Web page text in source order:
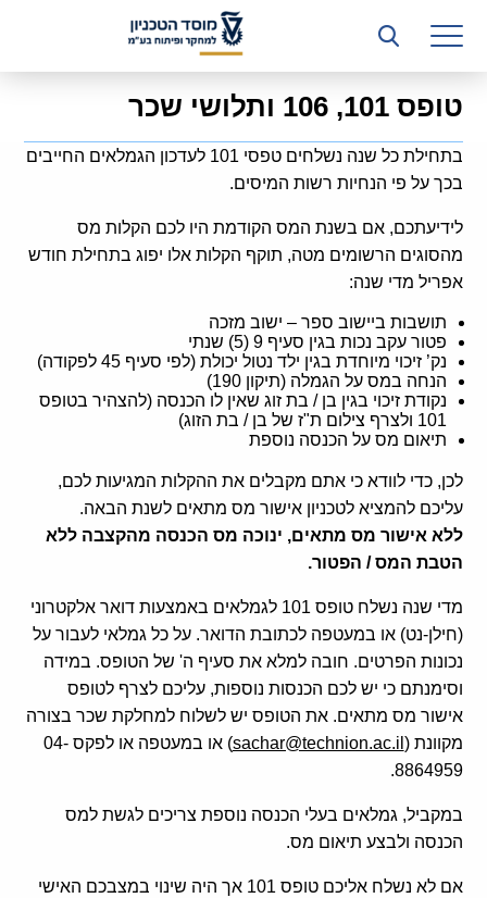
רשות המחקר
היחידה העסקית (T3)
קשרי תעשייה
ביה”ס ללימודי המשך
המכון הישראלי לטכנולוגיות ייצור חומרים
כספים וכלכלה
המחלקה המשפטית
מחלקת תפעול
קולות קוראים
אודות ושירותים
English
טופס 101, 106 ותלושי שכר
בתחילת כל שנה נשלחים טפסי 101 לעדכון הגמלאים החייבים
בכך על פי הנחיות רשות המיסים.
לידיעתכם, אם בשנת המס הקודמת היו לכם הקלות מס
מהסוגים הרשומים מטה, תוקף הקלות אלו יפוג בתחילת חודש
אפריל מדי שנה:
תושבות ביישוב ספר – ישוב מזכה
פטור עקב נכות בגין סעיף 9 (5) שנתי
נק’ זיכוי מיוחדת בגין ילד נטול יכולת (לפי סעיף 45 לפקודה)
הנחה במס על הגמלה (תיקון 190)
נקודת זיכוי בגין בן / בת זוג שאין לו הכנסה (להצהיר בטופס
101 ולצרף צילום ת"ז של בן / בת הזוג)
תיאום מס על הכנסה נוספת
לכן, כדי לוודא כי אתם מקבלים את ההקלות המגיעות לכם,
עליכם להמציא לטכניון אישור מס מתאים לשנת הבאה.
ללא אישור מס מתאים, ינוכה מס הכנסה מהקצבה ללא
הטבת המס / הפטור.
מדי שנה נשלח טופס 101 לגמלאים באמצעות דואר אלקטרוני
(חילן-נט) או במעטפה לכתובת הדואר. על כל גמלאי לעבור על
נכונות הפרטים. חובה למלא את סעיף ה' של הטופס. במידה
וסימנתם כי יש לכם הכנסות נוספות, עליכם לצרף לטופס
אישור מס מתאים. את הטופס יש לשלוח למחלקת שכר בצורה
מקוונת ( sachar@technion.ac.il
) או במעטפה או לפקס 04-
8864959.
במקביל, גמלאים בעלי הכנסה נוספת צריכים לגשת למס
הכנסה ולבצע תיאום מס.
אם לא נשלח אליכם טופס 101 אך היה שינוי במצבכם האישי